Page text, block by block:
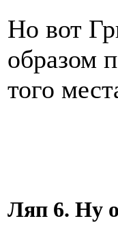
Но вот
образом
того
Ляп 6. Ну